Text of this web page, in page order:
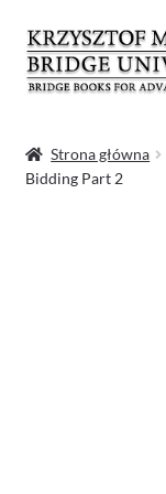
Przejdź
do
nawigacji
Przejdź
do
treści
Kontakt
Strona główna
Bidding Part 2